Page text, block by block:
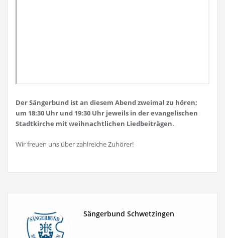
Der Sängerbund ist an diesem Abend zweimal zu hören;
um 18:30 Uhr und 19:30 Uhr jeweils in der evangelischen
Stadtkirche mit weihnachtlichen Liedbeiträgen.
Wir freuen uns über zahlreiche Zuhörer!
Sängerbund Schwetzingen